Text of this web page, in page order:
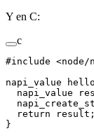
Y en C:
c
#include <node/
napi_value
hello
napi_value
  return
result;
}